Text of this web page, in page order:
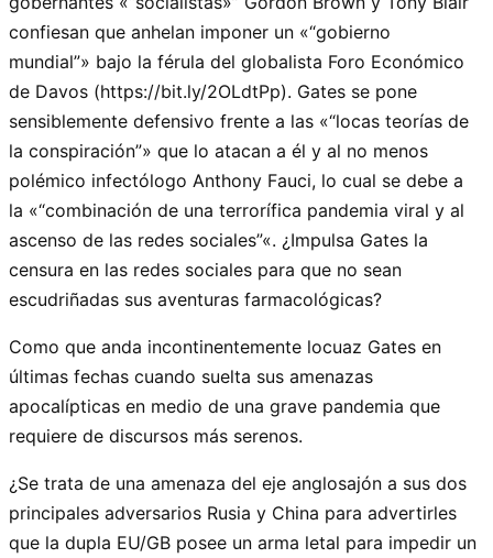
confiesan que anhelan imponer un « gobierno
mundial » bajo la férula del globalista Foro Económico
de Davos (https://bit.ly/2OLdtPp). Gates se pone
sensiblemente defensivo frente a las « locas teorías de
la conspiración » que lo atacan a él y al no menos
polémico infectólogo Anthony Fauci, lo cual se debe a
la « combinación de una terrorífica pandemia viral y al
ascenso de las redes sociales «. ¿Impulsa Gates la
censura en las redes sociales para que no sean
escudriñadas sus aventuras farmacológicas?
Como que anda incontinentemente locuaz Gates en
últimas fechas cuando suelta sus amenazas
apocalípticas en medio de una grave pandemia que
requiere de discursos más serenos.
¿Se trata de una amenaza del eje anglosajón a sus dos
principales adversarios Rusia y China para advertirles
que la dupla EU/GB posee un arma letal para impedir un